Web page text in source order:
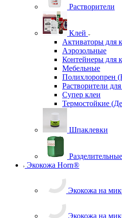
Клей
Активаторы для
Аэрозольные
Контейнеры для
Мебельные
Полихлоропрен
Растворители для
Супер клеи
Разделительные